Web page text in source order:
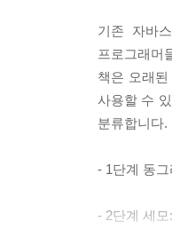
기존 자바
프로그래머
책은 오래
사용할 수
분류합니다.
- 1단계 동
- 2단계 세